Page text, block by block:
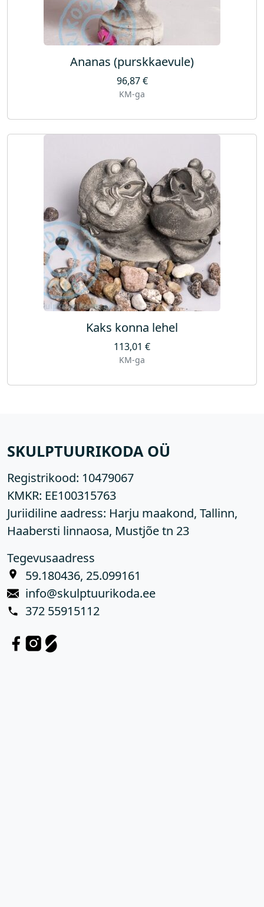
Ananas (purskkaevule)
96,87€
KM-ga
Kaks konna lehel
113,01 €
KM-ga
SKULPTUURIKODA OÜ
Registrikood: 10479067
KMKR: EE100315763
Juriidiline aadress: Harju maakond, Tallinn,
Haabersti linnaosa, Mustjõe tn 23
Tegevusaadress
59.180436, 25.099161
info@skulptuurikoda.ee
372 55915112